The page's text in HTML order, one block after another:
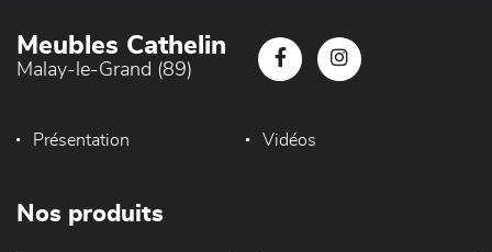
Meubles Cathelin
Malay-le-Grand (89)
Présentation Vidéos
Nos produits